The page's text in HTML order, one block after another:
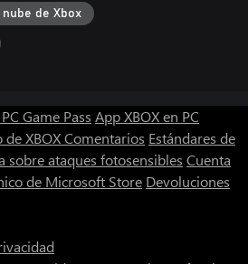
nube de Xbox
Game Pass App XBOX en PC
XBOXComentarios Estándares de
sobre ataques fotosensibles Cuenta
de Microsoft Store Devoluciones